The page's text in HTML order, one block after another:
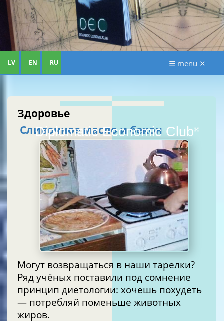
Diplomatic Economic Club®
LV EN RU ☰ menu ✕
Здоровье
Сливочное масло и бекон
Могут возвращаться в наши тарелки?
Ряд учёных поставили под сомнение
принцип диетологии: хочешь похудеть
— потребляй поменьше животных
жиров.